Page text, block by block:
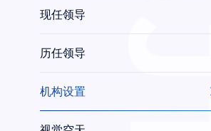
现任领导
历任领导
机构设置